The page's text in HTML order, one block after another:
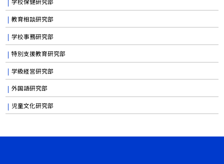
教育相談研究部
学校事務研究部
特別支援教育研究部
学級経営研究部
外国語研究部
児童文化研究部